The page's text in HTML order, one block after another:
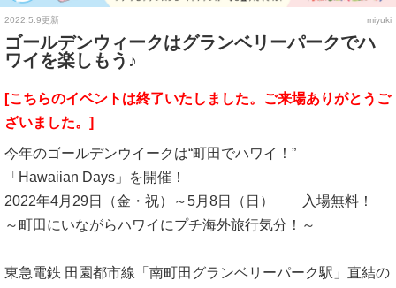
2022.5.9更新 miyuki
ゴールデンウィークはグランベリーパークでハ
ワイを楽しもう♪
[こちらのイベントは終了いたしました。ご来場ありがとうご
ざいました。]
今年のゴールデンウイークは“町田でハワイ！”
「Hawaiian Days」を開催！
2022年4月29日（金・祝）～5月8日（日） 入場無料！
～町田にいながらハワイにプチ海外旅行気分！～
東急電鉄 田園都市線「南町田グランベリーパーク駅」直結の